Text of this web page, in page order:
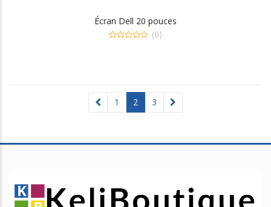
Écran Dell 20 pouces
(0)
1 2 3